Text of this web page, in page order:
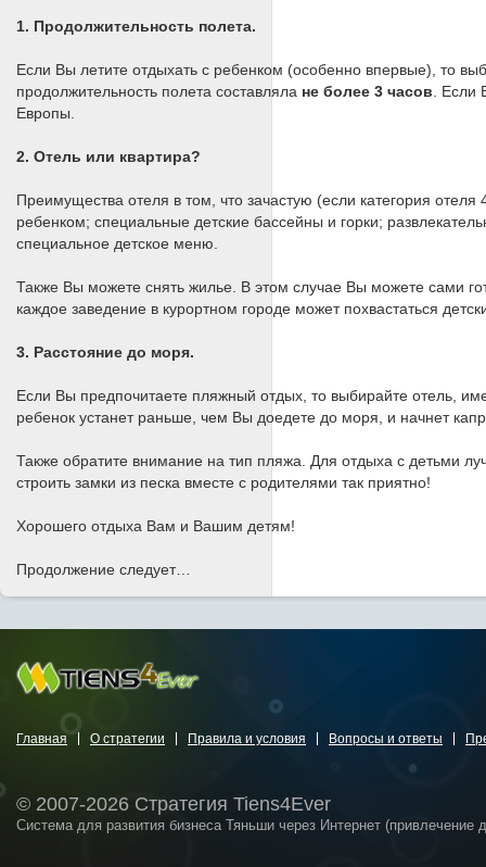
1. Продолжительность полета.
Если Вы летите отдыхать с ребенком (особенно впервые), то
продолжительность полета составляла не более 3 часов .
Европы.
2. Отель или квартира?
Преимущества отеля в том, что зачастую (если категория
ребенком; специальные детские бассейны и горки;
специальное детское меню.
Также Вы можете снять жилье. В этом случае Вы можете сами
каждое заведение в курортном городе может похвастаться
3. Расстояние до моря.
Если Вы предпочитаете пляжный отдых, то выбирайте отель,
ребенок устанет раньше, чем Вы доедете до моря, и начнет
Также обратите внимание на тип пляжа. Для отдыха с детьми
строить замки из песка вместе с родителями так приятно!
Хорошего отдыха Вам и Вашим детям!
Продолжение следует…
Главная О стратегии Правила и условия Вопросы и ответы
© 2007-2026 Стратегия Tiens4Ever
Система для развития бизнеса Тяньши через Интернет (привлечение